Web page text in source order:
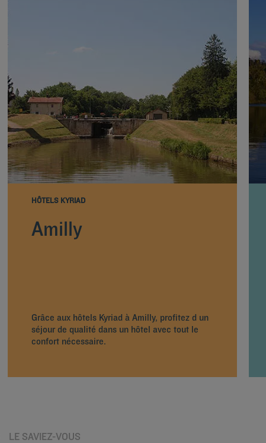
HÔTELS KYRIAD
Amilly
Grâce aux hôtels Kyriad à Amilly, profitez d un
séjour de qualité dans un hôtel avec tout le
confort nécessaire.
LE SAVIEZ-VOUS